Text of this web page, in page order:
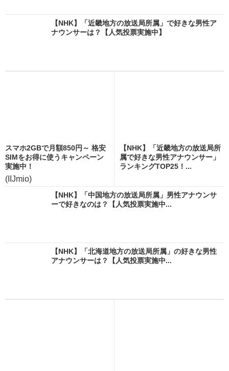
【NHK】「近畿地方の放送局所属」で好きな男性ア
ナウンサーは？【人気投票実施中】
スマホ2GBで月額850円～ 格安
SIMをお得に使うキャンペーン
実施中！
(IIJmio)
【NHK】「近畿地方の放送局所
属で好きな男性アナウンサー」
ランキングTOP25！...
【NHK】「中国地方の放送局所属」男性アナウンサ
ーで好きなのは？【人気投票実施中...
【NHK】「北海道地方の放送局所属」の好きな男性
アナウンサーは？【人気投票実施中...